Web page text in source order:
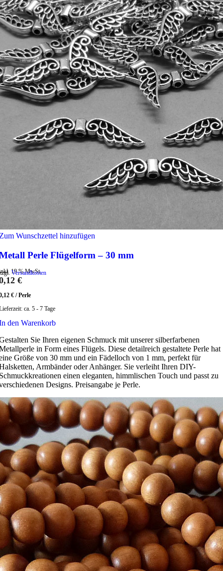
Wunschzettel hinzufügen
Perle Flügelform – 30 mm
19 % MwSt.
Versandkosten
€
€ /Perle
ca. 5 - 7 Tage
den Warenkorb
Sie Ihren eigenen Schmuck mit unserer silberfarbenen
in Form eines Flügels. Diese detailreich gestaltete Perle hat
Größe von 30 mm und ein Fädelloch von 1 mm, perfekt für
Armbänder oder Anhänger. Sie verleiht Ihren DIY-
einen eleganten, himmlischen Touch und passt zu
Designs. Preisangabe je Perle.